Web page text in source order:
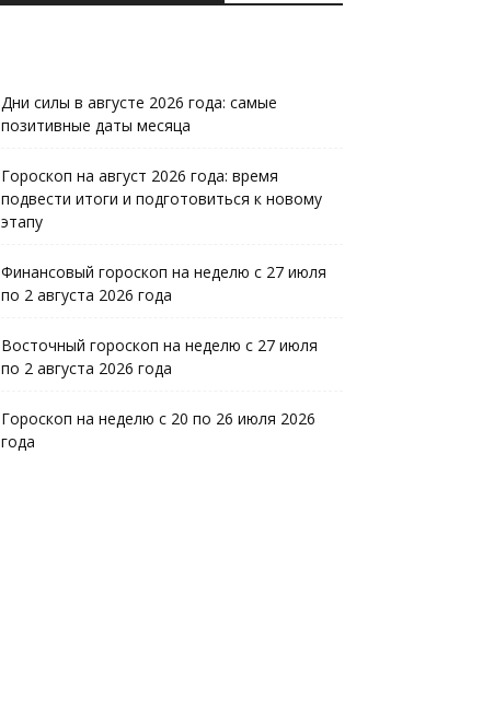
Дни силы в августе 2026 года: самые
позитивные даты месяца
Гороскоп на август 2026 года: время
подвести итоги и подготовиться к новому
этапу
Финансовый гороскоп на неделю с 27 июля
по 2 августа 2026 года
Восточный гороскоп на неделю с 27 июля
по 2 августа 2026 года
Гороскоп на неделю с 20 по 26 июля 2026
года